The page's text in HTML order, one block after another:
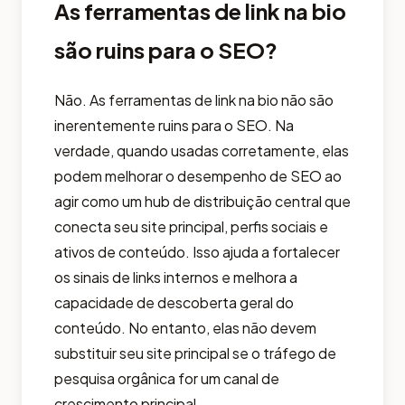
As ferramentas de link na bio
são ruins para o SEO?
Não. As ferramentas de link na bio não são
inerentemente ruins para o SEO. Na
verdade, quando usadas corretamente, elas
podem melhorar o desempenho de SEO ao
agir como um hub de distribuição central que
conecta seu site principal, perfis sociais e
ativos de conteúdo. Isso ajuda a fortalecer
os sinais de links internos e melhora a
capacidade de descoberta geral do
conteúdo. No entanto, elas não devem
substituir seu site principal se o tráfego de
pesquisa orgânica for um canal de